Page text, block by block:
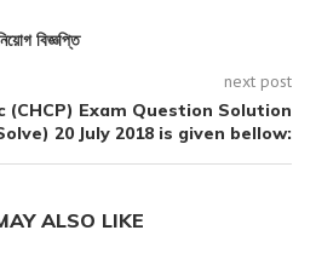
বিজ্ঞপ্তি
next post
(CHCP) Exam Question Solution
20 July 2018 is given bellow:
ALSO LIKE